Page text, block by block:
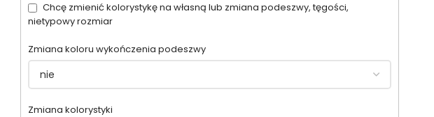
Chcę zmienić kolorystykę na własną lub zmiana podeszwy, tęgości,
nietypowy rozmiar
Zmiana koloru wykończenia podeszwy
Zmiana kolorystyki